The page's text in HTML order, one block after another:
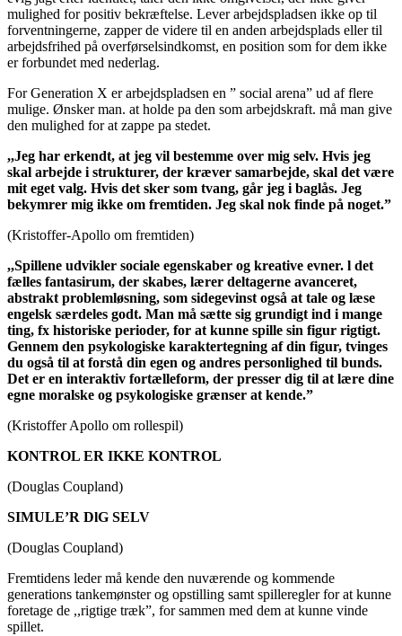
mulighed for positiv bekræftelse. Lever arbejdspladsen ikke op til
forventningerne, zapper de videre til en anden arbejdsplads eller til
arbejdsfrihed på overførselsindkomst, en position som for dem ikke
er forbundet med nederlag.
For Generation X er arbejdspladsen en ” social arena” ud af flere
mulige. Ønsker man. at holde pa den som arbejdskraft. må man give
den mulighed for at zappe pa stedet.
,,Jeg har erkendt, at jeg vil bestemme over mig selv. Hvis jeg
skal arbejde i strukturer, der kræver samarbejde, skal det være
mit eget valg. Hvis det sker som tvang, går jeg i baglås. Jeg
bekymrer mig ikke om fremtiden. Jeg skal nok finde på noget.”
(Kristoffer-Apollo om fremtiden)
,,Spillene udvikler sociale egenskaber og kreative evner. l det
fælles fantasirum, der skabes, lærer deltagerne avanceret,
abstrakt problemløsning, som sidegevinst også at tale og læse
engelsk særdeles godt. Man må sætte sig grundigt ind i mange
ting, fx historiske perioder, for at kunne spille sin figur rigtigt.
Gennem den psykologiske karaktertegning af din figur, tvinges
du også til at forstå din egen og andres personlighed til bunds.
Det er en interaktiv fortælleform, der presser dig til at lære dine
egne moralske og psykologiske grænser at kende.”
(Kristoffer Apollo om rollespil)
KONTROL ER IKKE KONTROL
(Douglas Coupland)
SIMULE’R DlG SELV
(Douglas Coupland)
Fremtidens leder må kende den nuværende og kommende
generations tankemønster og opstilling samt spilleregler for at kunne
foretage de ,,rigtige træk”, for sammen med dem at kunne vinde
spillet.